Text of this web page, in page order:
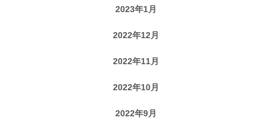
2023年1月
2022年12月
2022年11月
2022年10月
2022年9月